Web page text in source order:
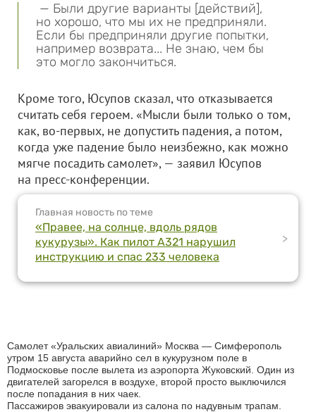
— Были другие варианты [действий],
но хорошо, что мы их не предприняли.
Если бы предприняли другие попытки,
например возврата... Не знаю, чем бы
это могло закончиться.
Кроме того, Юсупов сказал, что отказывается
считать себя героем. «Мысли были только о том,
как, во-первых, не допустить падения, а потом,
когда уже падение было неизбежно, как можно
мягче посадить самолет», — заявил Юсупов
на пресс-конференции.
Главная новость по теме
«Правее, на солнце, вдоль рядов
кукурузы». Как пилот А321 нарушил
инструкцию и спас 233 человека
>
Самолет «Уральских авиалиний» Москва — Симферополь
утром 15 августа аварийно сел в кукурузном поле в
Подмосковье после вылета из аэропорта Жуковский. Один из
двигателей загорелся в воздухе, второй просто выключился
после попадания в них чаек.
Пассажиров эвакуировали из салона по надувным трапам.